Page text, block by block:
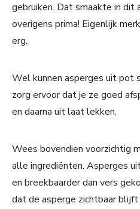
gebruiken. Dat smaakte in dit
overigens prima! Eigenlijk
erg.
Wel kunnen asperges uit pot
zorg ervoor dat je ze goed
en daarna uit laat lekken.
Wees bovendien voorzichtig
alle ingrediënten. Asperges
en breekbaarder dan vers
dat de asperge zichtbaar